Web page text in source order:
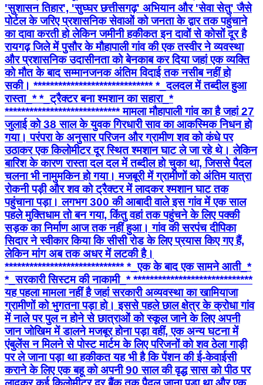
'सुशासन तिहार', 'सुघ्घर छत्तीसगढ़' अभियान और 'सेवा सेतु' जैसे
पोर्टल के जरिए प्रशासनिक सेवाओं को जनता के द्वार तक पहुंचाने
का दावा करती हो लेकिन जमीनी हकीकत इन दावों से कोसों दूर है
रायगढ़ जिले में पुसौर के मौहापाली गांव की एक तस्वीर ने व्यवस्था
और प्रशासनिक उदासीनता को बेनकाब कर दिया जहां एक व्यक्ति
को मौत के बाद सम्मानजनक अंतिम विदाई तक नसीब नहीं हो
सकी। ***************************** *_​दलदल में तब्दील हुआ
रास्ता_* *_ट्रैक्टर बना श्मशान का सहारा_*
**************************** मामला मौहापाली गांव का है जहां 27
जुलाई को 38 साल के युवक गिरधारी साव का आकस्मिक निधन हो
गया। परंपरा के अनुसार परिजन और ग्रामीण शव को कंधे पर
उठाकर एक किलोमीटर दूर स्थित श्मशान घाट ले जा रहे थे। लेकिन
बारिश के कारण रास्ता दल दल में तब्दील हो चुका था, जिससे पैदल
चलना भी नामुमकिन हो गया। मजबूरी में ग्रामीणों को अंतिम यात्रा
रोकनी पड़ी और शव को ट्रैक्टर में लादकर श्मशान घाट तक
पहुंचाना पड़ा। लगभग 300 की आबादी वाले इस गांव में एक साल
पहले मुक्तिधाम तो बन गया, किंतु वहां तक पहुंचने के लिए पक्की
सड़क का निर्माण आज तक नहीं हुआ। गांव की सरपंच दीपिका
सिदार ने स्वीकार किया कि सीसी रोड के लिए प्रयास किए गए हैं,
लेकिन मांग अब तक अधर में लटकी है।
***************************** *_एक के बाद एक सामने आती_*
*_सरकारी सिस्टम की नाकामी_* *****************************
यह पहला मामला नहीं है जहां सरकारी अव्यवस्था का खामियाजा
ग्रामीणों को भुगतना पड़ा हो। इससे पहले छाल क्षेत्र के क्रोधा गांव
में नाले पर पुल न होने से छात्राओं को स्कूल जाने के लिए अपनी
जान जोखिम में डालने मजबूर होना पड़ा वहीं, एक अन्य घटना में
एंबुलेंस न मिलने से पोस्ट मार्टम के लिए परिजनों को शव ठेला गाड़ी
पर ले जाना पड़ा था हकीकत यह भी है कि पेंशन की ई-केवाईसी
कराने के लिए एक बहू को अपनी 90 साल की वृद्ध सास को पीठ पर